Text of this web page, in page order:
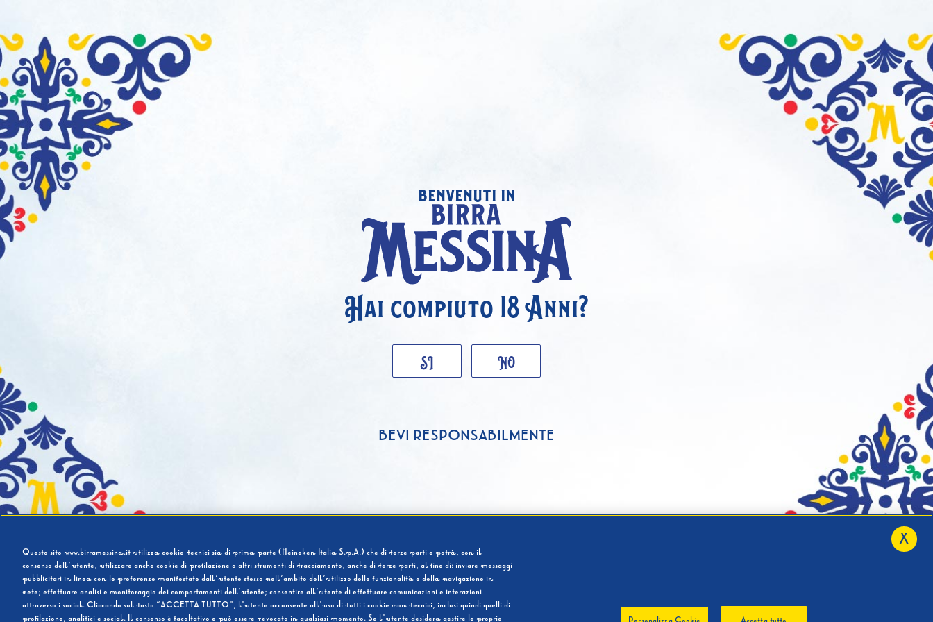
benvenuti in
Hai compiuto 18 Anni?
SI NO
BEVI RESPONSABILMENTE
Questo sito www.birramessina.it utilizza cookie tecnici sia di prima parte (Heineken Italia S.p.A.) che di terze parti e potrà, con il
consenso dell’utente, utilizzare anche cookie di profilazione o altri strumenti di tracciamento, anche di terze parti, al fine di: inviare messaggi
pubblicitari in linea con le preferenze manifestate dall’utente stesso nell’ambito dell’utilizzo delle funzionalità e della navigazione in
rete; effettuare analisi e monitoraggio dei comportamenti dell’utente; consentire all’utente di effettuare comunicazioni e interazioni
attraverso i social. Cliccando sul tasto “ACCETTA TUTTO”, l’utente acconsente all’uso di tutti i cookie non tecnici, inclusi quindi quelli di
profilazione, analitici e social. Il consenso è facoltativo e può essere revocato in qualsiasi momento. Se l’utente desidera gestire le proprie
X